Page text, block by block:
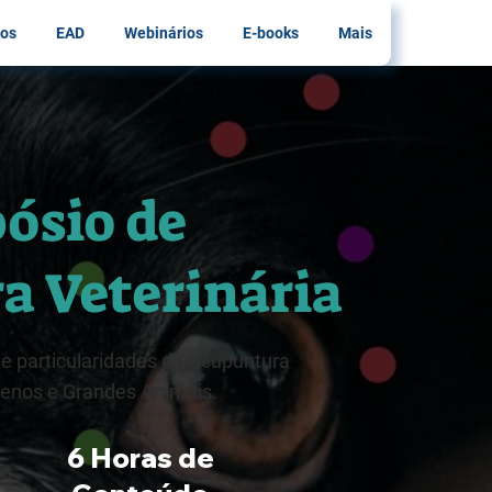
EAD Webinários E-books Mais
de
Veterinária
particularidades da Acupuntura
e Grandes Animais.
6 Horas de